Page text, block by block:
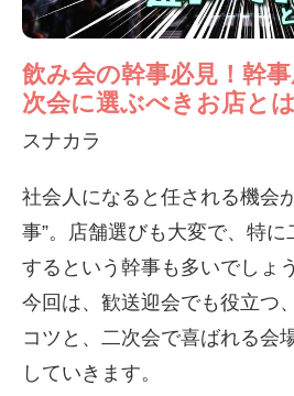
飲み会の幹事必見！幹
次会に選ぶべきお店とは
スナカラ
社会人になると任される機会
事”。店舗選びも大変で、特
するという幹事も多いでしょう
今回は、歓送迎会でも役立つ
コツと、二次会で喜ばれる会
していきます。